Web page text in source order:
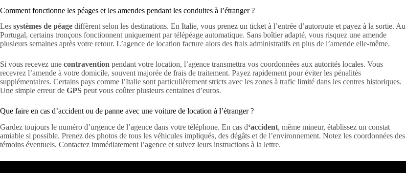
Comment fonctionne les péages et les amendes pendant les conduites à l’étranger ?
Les systèmes de péage diffèrent selon les destinations. En Italie, vous prenez un ticket à l’entrée d’autoroute et payez à la sortie. Au
Portugal, certains tronçons fonctionnent uniquement par télépéage automatique. Sans boîtier adapté, vous risquez une amende
plusieurs semaines après votre retour. L’agence de location facture alors des frais administratifs en plus de l’amende elle-même.
Si vous recevez une contravention pendant votre location, l’agence transmettra vos coordonnées aux autorités locales. Vous
recevrez l’amende à votre domicile, souvent majorée de frais de traitement. Payez rapidement pour éviter les pénalités
supplémentaires. Certains pays comme l’Italie sont particulièrement stricts avec les zones à trafic limité dans les centres historiques.
Une simple erreur de GPS peut vous coûter plusieurs centaines d’euros.
Que faire en cas d’accident ou de panne avec une voiture de location à l’étranger ?
Gardez toujours le numéro d’urgence de l’agence dans votre téléphone. En cas d‘accident, même mineur, établissez un constat
amiable si possible. Prenez des photos de tous les véhicules impliqués, des dégâts et de l’environnement. Notez les coordonnées des
témoins éventuels. Contactez immédiatement l’agence et suivez leurs instructions à la lettre.